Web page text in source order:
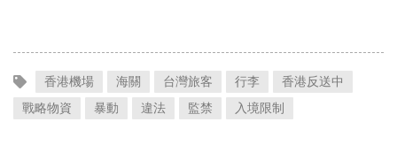
香港機場 海關 台灣旅客 行李
香港反送中
戰略物資
暴動 違法 監禁 入境限制